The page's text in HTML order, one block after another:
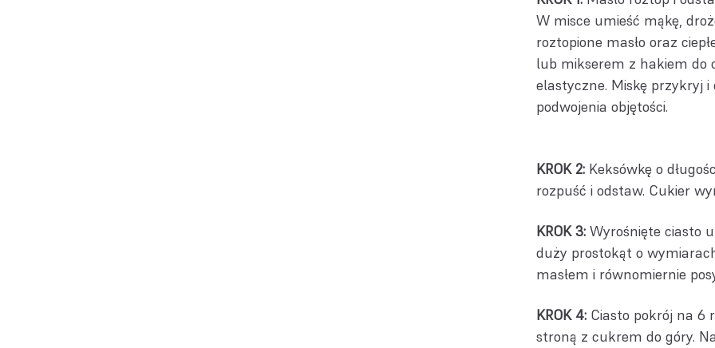
W misce umieść mąkę,
roztopione masło oraz
lub mikserem z hakiem do
elastyczne. Miskę przykryj
podwojenia objętości.
KROK 2: Keksówkę o
rozpuść i odstaw. Cukier
KROK 3: Wyrośnięte ciasto
duży prostokąt o
masłem i równomiernie
KROK 4: Ciasto pokrój na 6
stroną z cukrem do góry.